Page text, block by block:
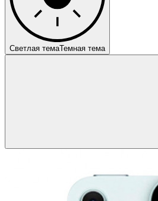
Светлая темаТемная тема